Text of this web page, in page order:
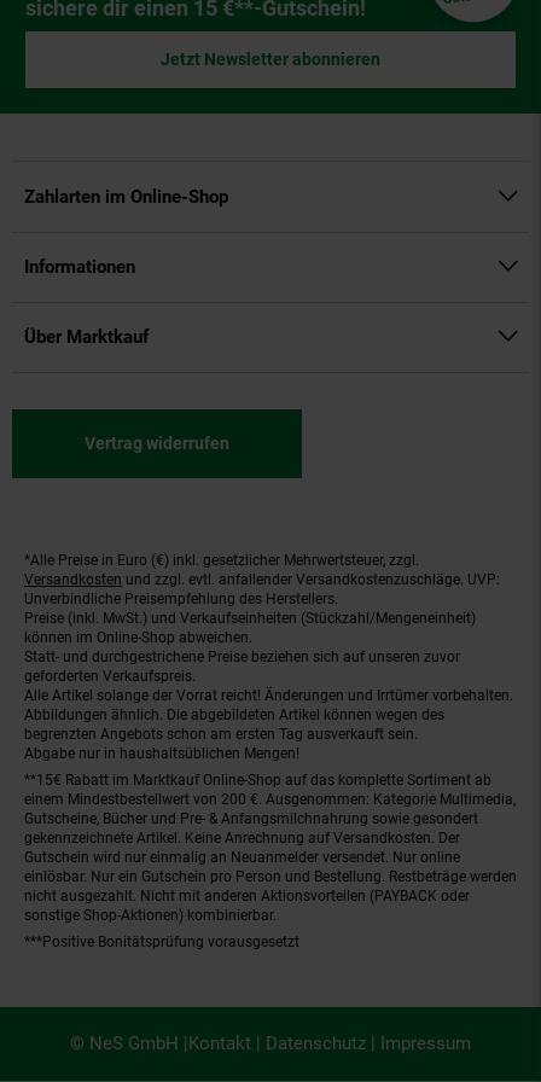
sichere dir einen 15 €**-Gutschein!
Jetzt Newsletter abonnieren
Zahlarten im Online-Shop
Informationen
Über Marktkauf
Vertrag widerrufen
Fußnoten
*Alle Preise in Euro (€) inkl. gesetzlicher Mehrwertsteuer, zzgl.
Versandkosten und zzgl. evtl. anfallender Versandkostenzuschläge. UVP:
Unverbindliche Preisempfehlung des Herstellers.
Preise (inkl. MwSt.) und Verkaufseinheiten (Stückzahl/Mengeneinheit)
können im Online-Shop abweichen.
Statt- und durchgestrichene Preise beziehen sich auf unseren zuvor
geforderten Verkaufspreis.
Alle Artikel solange der Vorrat reicht! Änderungen und Irrtümer vorbehalten.
Abbildungen ähnlich. Die abgebildeten Artikel können wegen des
begrenzten Angebots schon am ersten Tag ausverkauft sein.
Abgabe nur in haushaltsüblichen Mengen!
**15€ Rabatt im Marktkauf Online-Shop auf das komplette Sortiment ab
einem Mindestbestellwert von 200 €. Ausgenommen: Kategorie Multimedia,
Gutscheine, Bücher und Pre- & Anfangsmilchnahrung sowie gesondert
gekennzeichnete Artikel. Keine Anrechnung auf Versandkosten. Der
Gutschein wird nur einmalig an Neuanmelder versendet. Nur online
einlösbar. Nur ein Gutschein pro Person und Bestellung. Restbeträge werden
nicht ausgezahlt. Nicht mit anderen Aktionsvorteilen (PAYBACK oder
sonstige Shop-Aktionen) kombinierbar.
***Positive Bonitätsprüfung vorausgesetzt
© NeS GmbH |Kontakt | Datenschutz | Impressum